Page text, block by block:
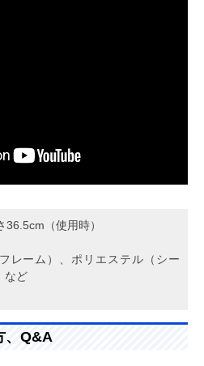
（使用時）
レーム）、ポリエステル（シー
など
、Q&A